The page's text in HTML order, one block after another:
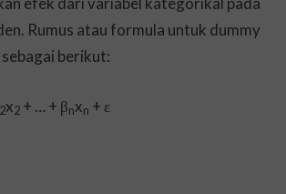
Rumus atau formula untuk dummy
berikut:
2x2 + … + βnxn + ε